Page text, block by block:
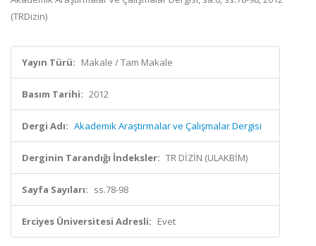
(TRDizin)
Yayın Türü: Makale / Tam Makale
Basım Tarihi: 2012
Dergi Adı: Akademik Araştırmalar ve Çalışmalar Dergisi
Derginin Tarandığı İndeksler: TR DİZİN (ULAKBİM)
Sayfa Sayıları: ss.78-98
Erciyes Üniversitesi Adresli: Evet